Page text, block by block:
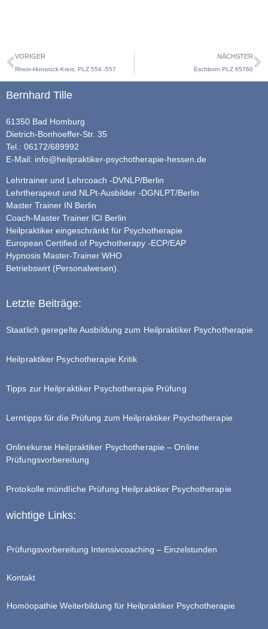
VORIGER
Rhein-Hunsrück-Kreis, PLZ 554 -557
NÄCHSTER
Eschborn PLZ 65760
Bernhard Tille
61350 Bad Homburg
Dietrich-Bonhoeffer-Str. 35
Tel.: 06172/689992
E-Mail: info@heilpraktiker-psychotherapie-hessen.de
Lehrtrainer und Lehrcoach -DVNLP/Berlin
Lehrtherapeut und NLPt-Ausbilder -DGNLPT/Berlin
Master Trainer IN Berlin
Coach-Master Trainer ICI Berlin
Heilpraktiker eingeschränkt für Psychotherapie
European Certified of Psychotherapy -ECP/EAP
Hypnosis Master-Trainer WHO
Betriebswirt (Personalwesen).
Letzte Beiträge:
Staatlich geregelte Ausbildung zum Heilpraktiker Psychotherapie
Heilpraktiker Psychotherapie Kritik
Tipps zur Heilpraktiker Psychotherapie Prüfung
Lerntipps für die Prüfung zum Heilpraktiker Psychotherapie
Onlinekurse Heilpraktiker Psychotherapie – Online
Prüfungsvorbereitung
Protokolle mündliche Prüfung Heilpraktiker Psychotherapie
wichtige Links:
Prüfungsvorbereitung Intensivcoaching – Einzelstunden
Kontakt
Homöopathie Weiterbildung für Heilpraktiker Psychotherapie